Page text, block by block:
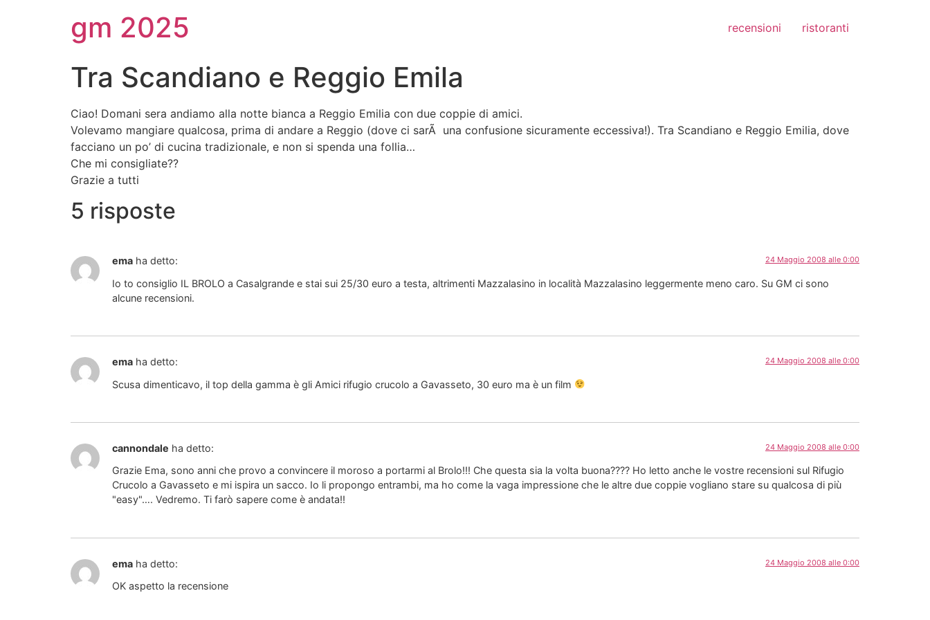
gm 2025 recensioni ristoranti
Tra Scandiano e Reggio Emila
Ciao! Domani sera andiamo alla notte bianca a Reggio Emilia con due coppie di amici.
Volevamo mangiare qualcosa, prima di andare a Reggio (dove ci sarÃ una confusione sicuramente eccessiva!). Tra Scandiano e Reggio Emilia, dove
facciano un po’ di cucina tradizionale, e non si spenda una follia…
Che mi consigliate??
Grazie a tutti
5 risposte
ema ha detto: 24 Maggio 2008 alle 0:00
Io to consiglio IL BROLO a Casalgrande e stai sui 25/30 euro a testa, altrimenti Mazzalasino in località Mazzalasino leggermente meno caro. Su GM ci sono
alcune recensioni.
ema ha detto: 24 Maggio 2008 alle 0:00
Scusa dimenticavo, il top della gamma è gli Amici rifugio crucolo a Gavasseto, 30 euro ma è un film
cannondale ha detto: 24 Maggio 2008 alle 0:00
Grazie Ema, sono anni che provo a convincere il moroso a portarmi al Brolo!!! Che questa sia la volta buona???? Ho letto anche le vostre recensioni sul Rifugio
Crucolo a Gavasseto e mi ispira un sacco. Io li propongo entrambi, ma ho come la vaga impressione che le altre due coppie vogliano stare su qualcosa di più
"easy"…. Vedremo. Ti farò sapere come è andata!!
ema ha detto: 24 Maggio 2008 alle 0:00
OK aspetto la recensione